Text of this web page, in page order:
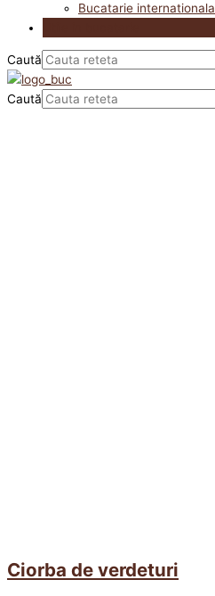
Bucatarie internationala
Caută
Caută
Ciorba de verdeturi